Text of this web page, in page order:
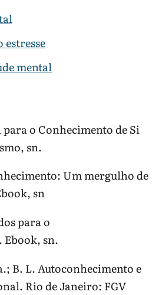
estresse
mental
o Conhecimento de Si
sn.
Um mergulho de
sn
para o
sn.
B. L. Autoconhecimento e
Rio de Janeiro: FGV